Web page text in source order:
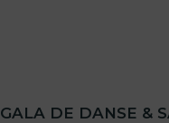
GALA DE DANSE &